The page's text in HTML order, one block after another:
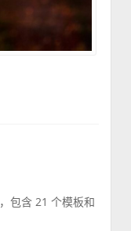
包含 21 个模板和